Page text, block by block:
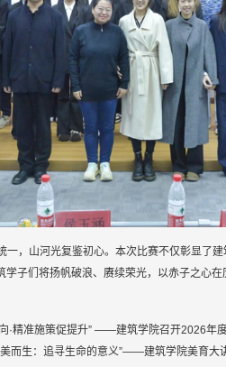
，山河光复鉴初心。本次比赛不仅彰显了建
子们将扬帆破浪、赓续荣光，以赤子之心
·精准施策促提升” ——建筑学院召开2026年
美而生：追寻生命的意义”——建筑学院美育大